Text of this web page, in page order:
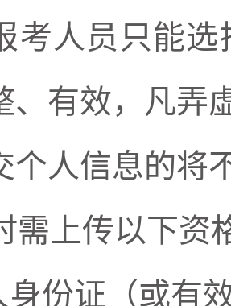
考人员只能
、有效，凡弄
个人信息的将
需上传以下资
身份证（或有